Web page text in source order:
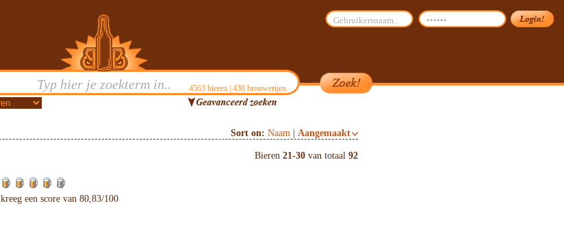
4563bieren | 436brouwerijen
Sort on: Naam Aangemaakt
Bieren 21-30 van totaal 92
kreeg een score van 80,83/100